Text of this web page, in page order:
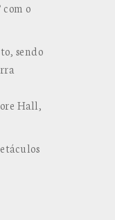
com o
sendo
Hall,